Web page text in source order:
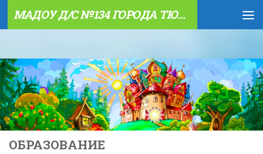
Skip to content МАДОУ Д/С №134 ГОРОДА ТЮМЕНИ
ОБРАЗОВАНИЕ